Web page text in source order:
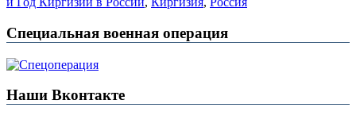
Специальная военная операция
Наши Вконтакте